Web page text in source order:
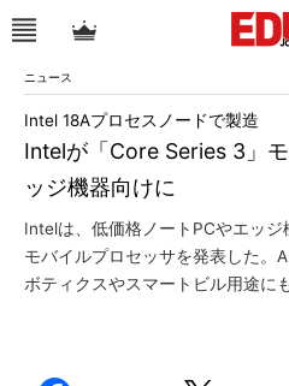
ニュース
Intelが「Core Series 3」
ッジ機器向けに
Intel 18Aプロセスノードで製造
Intelは、低価格ノートPCやエッジ
モバイルプロセッサを発表した。
ボティクスやスマートビル用途に